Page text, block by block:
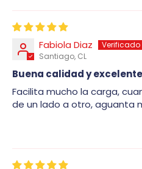
Fabiola Diaz
Santiago, CL
Buena calidad y
Facilita mucho la carga,
de un lado a otro, aguanta